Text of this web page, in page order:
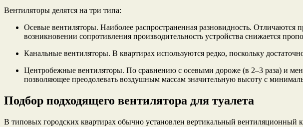
Вентиляторы делятся на три типа:
Осевые вентиляторы. Наиболее распространенная разновидность. Отличаются
возникновении сопротивления производительность устройства снижается
Канальные вентиляторы. В квартирах используются редко, поскольку
Центробежные вентиляторы. По сравнению с осевыми дороже (в 2–3 раза) и
позволяющее преодолевать воздушным массам значительную высоту с
Подбор подходящего вентилятора для туалета
В типовых городских квартирах обычно установлен вертикальный вентиляционный